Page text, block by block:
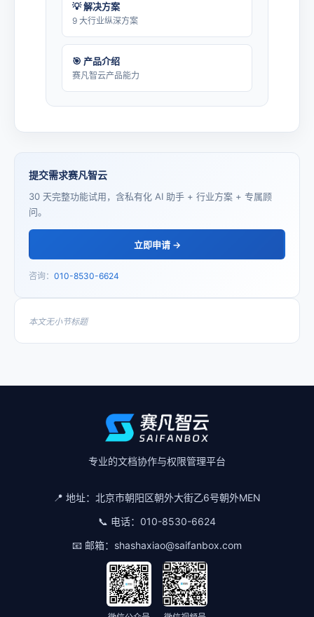
💡 解决方案
9 大行业纵深方案
🎯 产品介绍
赛凡智云产品能力
提交需求赛凡智云
30 天完整功能试用，含私有化 AI 助手 + 行业方案 + 专属顾
问。
立即申请 →
咨询： 010-8530-6624
本文无小节标题
专业的文档协作与权限管理平台
📍 地址： 北京市朝阳区朝外大街乙6号朝外MEN
📞 电话： 010-8530-6624
📧 邮箱： shashaxiao@saifanbox.com